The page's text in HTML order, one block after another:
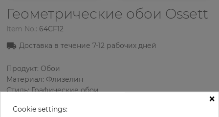
Геометрические обои Ossett
Item No.: 64CF12
Доставка в течение 7-12 рабочих дней
Продукт: Обои
Материал: Флизелин
Стиль: Графические обои
Размеры (ширина/длина): 53.00 см / 10.05 м
×
Cookie settings: